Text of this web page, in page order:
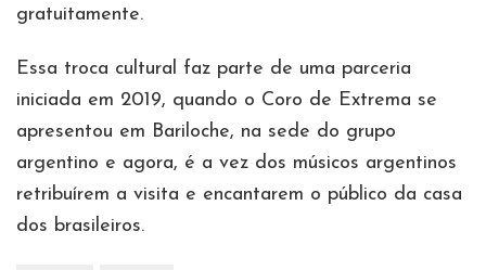
gratuitamente.
Essa troca cultural faz parte de uma parceria
iniciada em 2019, quando o Coro de Extrema se
apresentou em Bariloche, na sede do grupo
argentino e agora, é a vez dos músicos argentinos
retribuírem a visita e encantarem o público da casa
dos brasileiros.